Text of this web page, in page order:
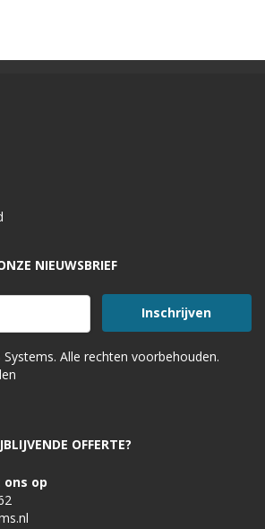
NIEUWSBRIEF
Alle rechten voorbehouden.
OFFERTE?
op